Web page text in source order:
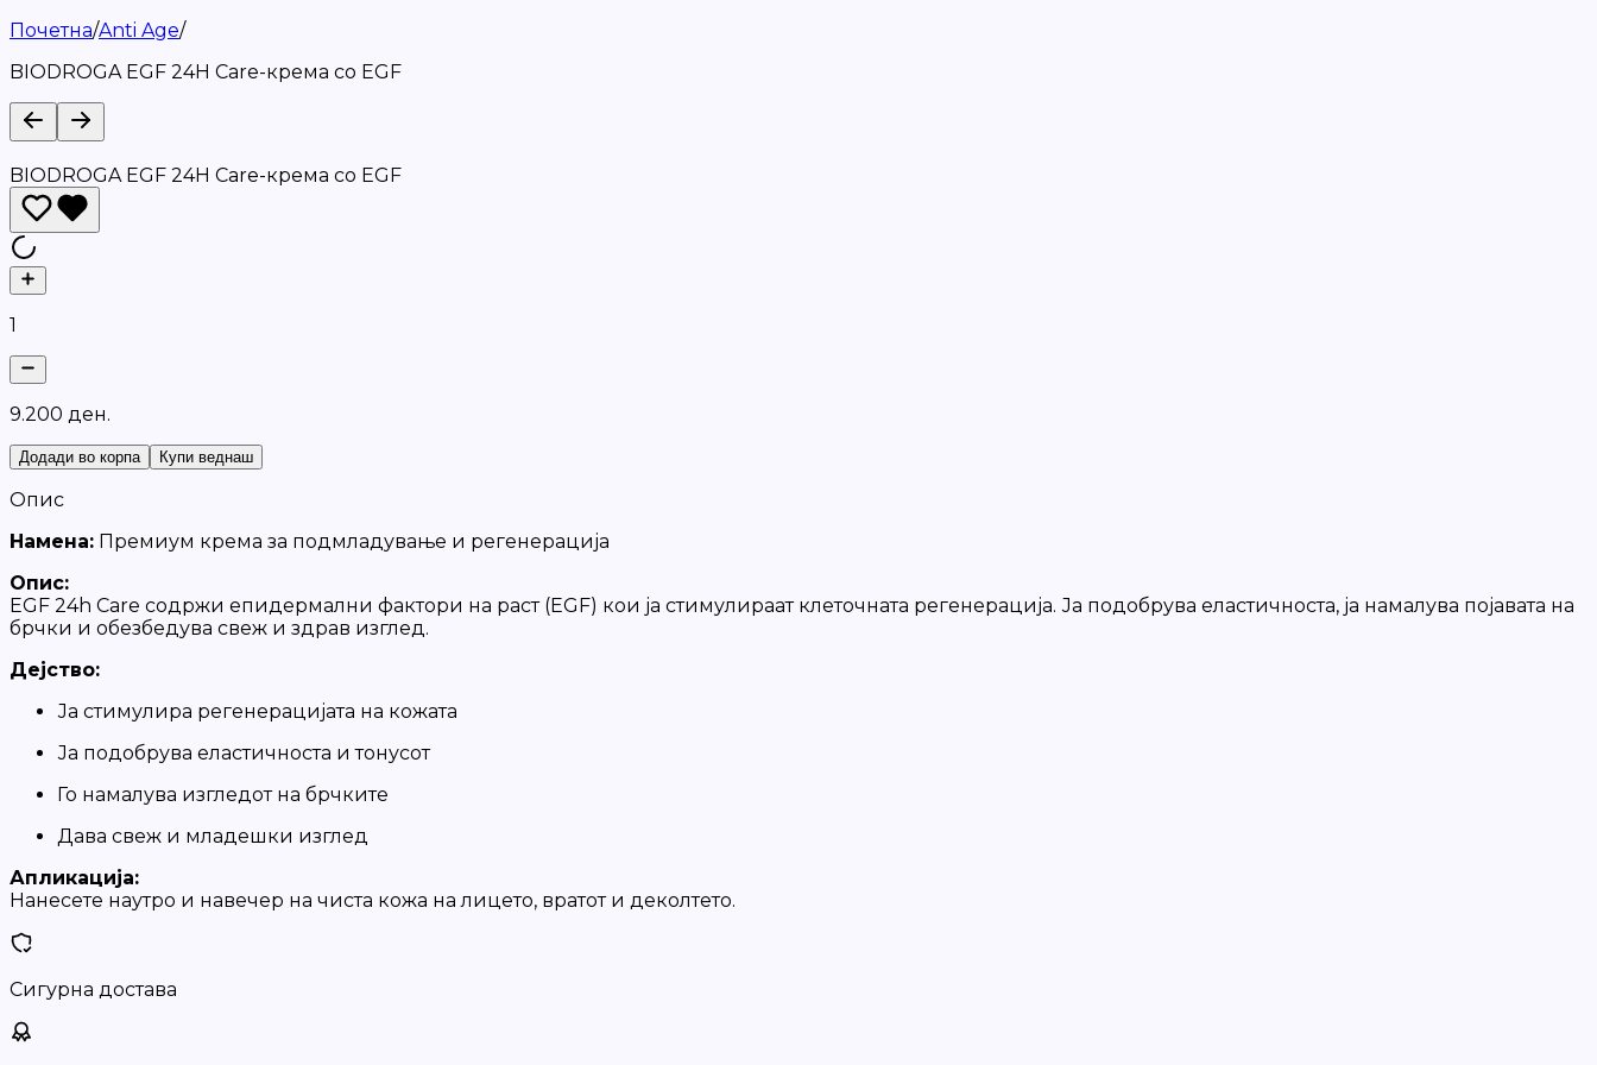
Почетна/Anti Age/
BIODROGA EGF 24H Care-крема со EGF
BIODROGA EGF 24H Care-крема со EGF
1
9.200 ден.
Додади во корпа Купи веднаш
Опис
Намена: Премиум крема за подмладување и регенерација
Опис:
EGF 24h Care содржи епидермални фактори на раст (EGF) кои ја стимулираат клеточната регенерација. Ја подобрува еластичноста, ја намалува појавата на
брчки и обезбедува свеж и здрав изглед.
Дејство:
Ја стимулира регенерацијата на кожата
Ја подобрува еластичноста и тонусот
Го намалува изгледот на брчките
Дава свеж и младешки изглед
Апликација:
Нанесете наутро и навечер на чиста кожа на лицето, вратот и деколтето.
Сигурна достава